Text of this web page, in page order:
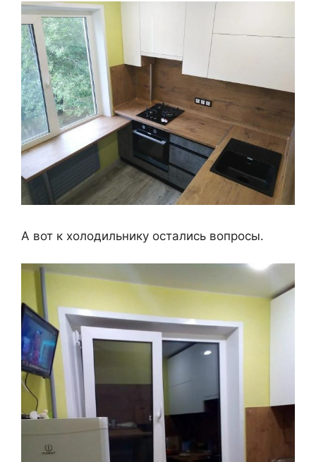
А вот к холодильнику остались вопросы.